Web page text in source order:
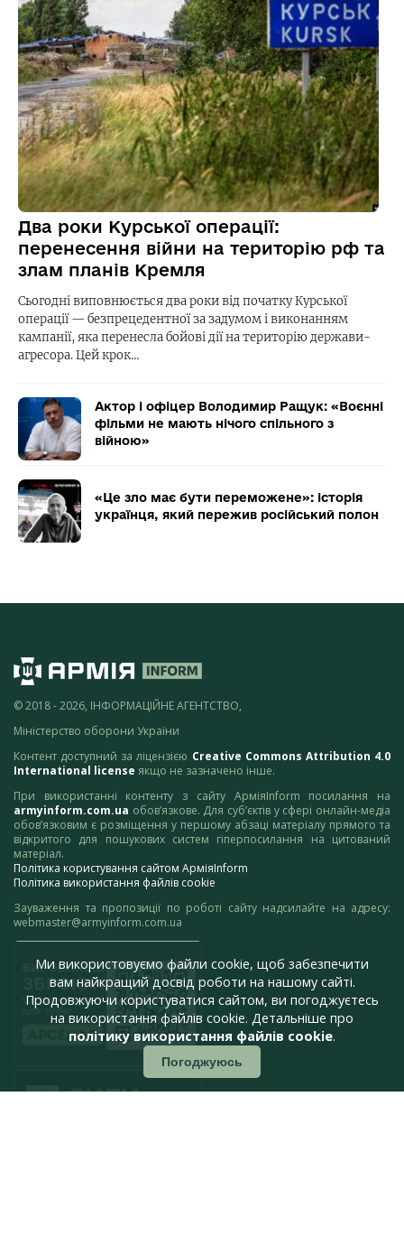
Два роки Курської операції:
перенесення війни на територію рф та
злам планів Кремля
Сьогодні виповнюється два роки від початку Курської
операції — безпрецедентної за задумом і виконанням
кампанії, яка перенесла бойові дії на територію держави-
агресора. Цей крок…
Актор і офіцер Володимир Ращук: «Воєнні
фільми не мають нічого спільного з
війною»
«Це зло має бути переможене»: історія
українця, який пережив російський полон
© 2018 - 2026, ІНФОРМАЦІЙНЕ АГЕНТСТВО,
Міністерство оборони України
Контент доступний за ліцензією Creative Commons Attribution 4.0
International license якщо не зазначено інше.
При використанні контенту з сайту АрміяInform посилання на
armyinform.com.ua обов’язкове. Для суб’єктів у сфері онлайн-медіа
обов’язковим є розміщення у першому абзаці матеріалу прямого та
відкритого для пошукових систем гіперпосилання на цитований
матеріал.
Політика користування сайтом АрміяInform
Політика використання файлів cookie
Зауваження та пропозиції по роботі сайту надсилайте на адресу:
webmaster@armyinform.com.ua
Ми використовуємо файли cookie, щоб забезпечити
вам найкращий досвід роботи на нашому сайті.
Продовжуючи користуватися сайтом, ви погоджуєтесь
на використання файлів cookie. Детальніше про
політику використання файлів cookie.
Погоджуюсь